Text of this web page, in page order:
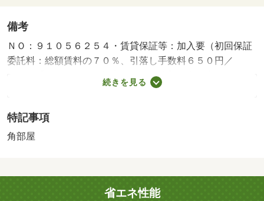
備考
ＮＯ：９１０５６２５４・賃貸保証等：加入要（初回保証
委託料：総額賃料の７０％、引落し手数料６５０円／
月）・【オンラインで接客・内覧可能】県立図書館まで徒
歩約３分、市役所まで徒歩約９分、ローソンまで徒歩約５
ンターホン・温水洗浄暖房便座・ペアガラスが完備！！・
バイク置場：なし・駐輪場：なし
続きを見る
特記事項
角部屋
省エネ性能